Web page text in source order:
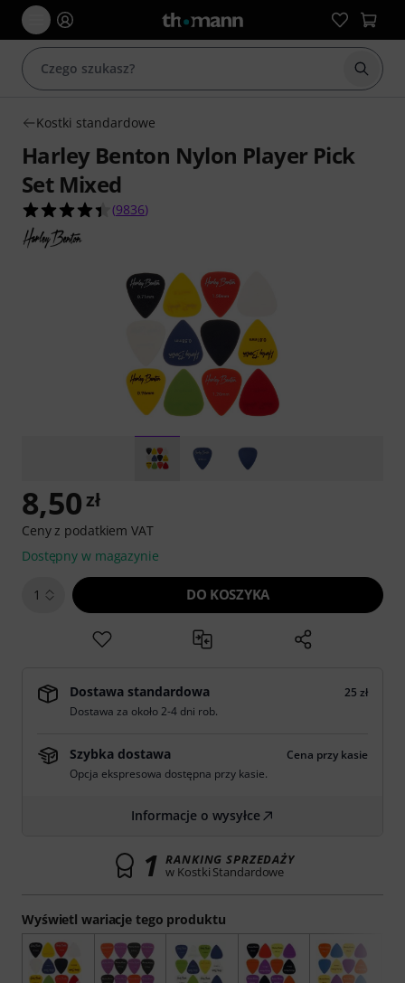
Kostki standardowe
Harley Benton Nylon Player Pick
Set Mixed
4.4 na 5 gwiazdek z 9836 ocen klientów
(9836)
Wyświetl wariacje tego produktu
8,50zł
Ceny z podatkiem VAT
Dostępny w magazynie
1 DO KOSZYKA
Dostawa standardowa
25 zł
Dostawa za około 2-4 dni rob.
Szybka dostawa
Cena przy kasie
Opcja ekspresowa dostępna przy kasie.
Informacje o wysyłce
1 RANKING SPRZEDAŻY
w Kostki Standardowe